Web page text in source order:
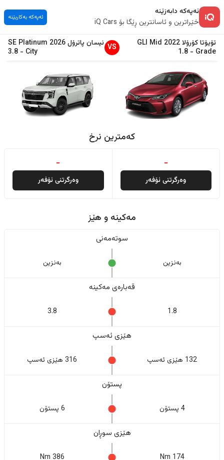
ئەپەکە دابەزێنە
خێراترین و ئاسانترین ڕێگا بۆ iQ Cars
ئەپەکە بەکاربێنە
تۆیۆتاکۆرۆلا2022
GLI Mid
Grade
-
1.8
VS نیسان پاترۆل2026
SE Platinum
City
-
3.8
کەمترین نرخ
-
وەرگرتنی ئۆفەر
-
وەرگرتنی ئۆفەر
مەکینە و هێز
سوتەمەنی
بەنزین بەنزین
قەبارەی مەکینە
1.8
3.8
هێزی ئەسپ
132 هێزی ئەسپ 316 هێزی ئەسپ
پستۆن
4 پستۆن 6 پستۆن
هێزی سوڕان
174 Nm
386 Nm